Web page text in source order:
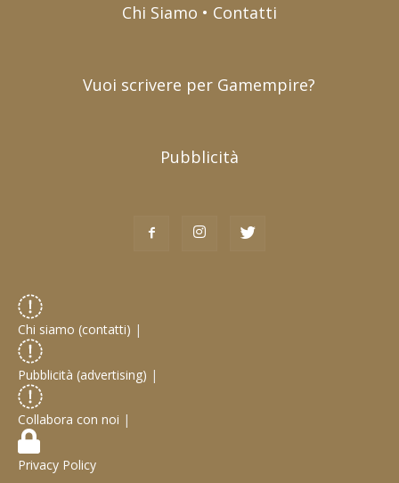
Chi Siamo • Contatti
Vuoi scrivere per Gamempire?
Pubblicità
Chi siamo (contatti) |
Pubblicità (advertising) |
Collabora con noi |
Privacy Policy